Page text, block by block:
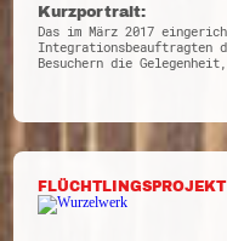
Kurzportrait:
Das im März 2017
Integrationsbeauftragten
Besuchern die
FLÜCHTLINGSPROJEKT